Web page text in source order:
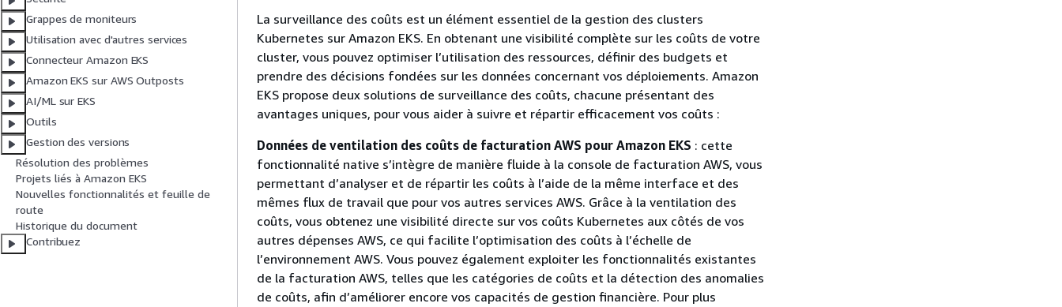
Grappes de moniteurs
Utilisation avec d'autres services
Connecteur Amazon EKS
Amazon EKS sur AWS Outposts
AI/ML sur EKS
Outils
Gestion des versions
Résolution des problèmes
Projets liés à Amazon EKS
Nouvelles fonctionnalités et feuille de
route
Historique du document
Contribuez
La surveillance des coûts est un élément essentiel de la gestion des clusters
Kubernetes sur Amazon EKS. En obtenant une visibilité complète sur les coûts de votre
cluster, vous pouvez optimiser l’utilisation des ressources, définir des budgets et
prendre des décisions fondées sur les données concernant vos déploiements. Amazon
EKS propose deux solutions de surveillance des coûts, chacune présentant des
avantages uniques, pour vous aider à suivre et répartir efficacement vos coûts :
Données de ventilation des coûts de facturation AWS pour Amazon EKS : cette
fonctionnalité native s’intègre de manière fluide à la console de facturation AWS, vous
permettant d’analyser et de répartir les coûts à l’aide de la même interface et des
mêmes flux de travail que pour vos autres services AWS. Grâce à la ventilation des
coûts, vous obtenez une visibilité directe sur vos coûts Kubernetes aux côtés de vos
autres dépenses AWS, ce qui facilite l’optimisation des coûts à l’échelle de
l’environnement AWS. Vous pouvez également exploiter les fonctionnalités existantes
de la facturation AWS, telles que les catégories de coûts et la détection des anomalies
de coûts, afin d’améliorer encore vos capacités de gestion financière. Pour plus